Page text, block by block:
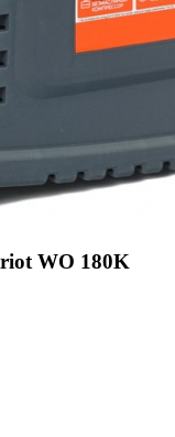
WO 180K